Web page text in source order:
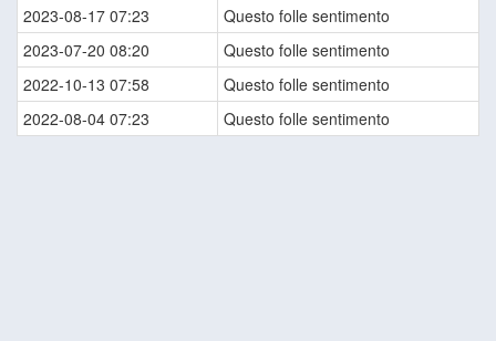
2023-08-17 07:23
Questo folle sentimento
2023-07-20 08:20
Questo folle sentimento
2022-10-13 07:58
Questo folle sentimento
2022-08-04 07:23
Questo folle sentimento